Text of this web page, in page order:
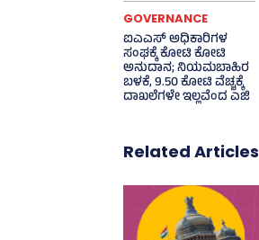
GOVERNANCE
ಐಎಎಸ್‌ ಅಧಿಕಾರಿಗಳ
ಸಂಘಕ್ಕೆ ಕೋಟಿ ಕೋಟಿ
ಅನುದಾನ; ನಿಯಮಬಾಹಿರ
ಬಳಕೆ, 9.50 ಕೋಟಿ ವೆಚ್ಚಕ್ಕೆ
ದಾಖಲೆಗಳೇ ಇಲ್ಲವೆಂದ ಎಜಿ
Related Articles